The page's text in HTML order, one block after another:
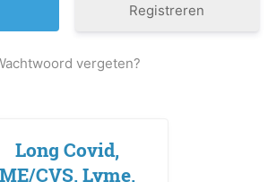
Registreren
vergeten?
Long Covid,
ME/CVS, Lyme,